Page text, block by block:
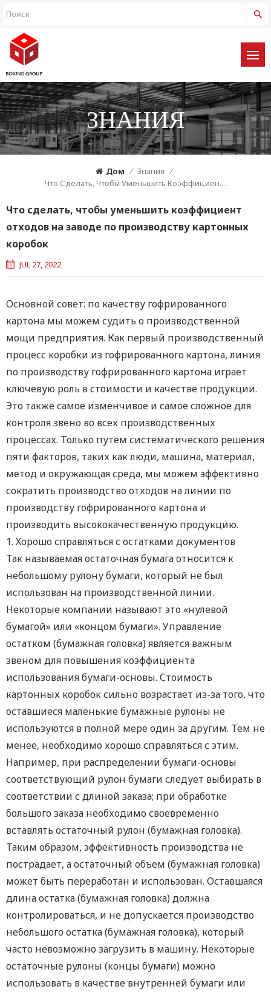
ЗНАНИЯ
Дом / Знания /
Что Сделать, Чтобы Уменьшить Коэффициент Отходов На Заводе По Производству Картонных Коробок
Что сделать, чтобы уменьшить коэффициент
отходов на заводе по производству картонных
коробок
JUL 27, 2022
Основной совет: по качеству гофрированного
картона мы можем судить о производственной
мощи предприятия. Как первый производственный
процесс коробки из гофрированного картона, линия
по производству гофрированного картона играет
ключевую роль в стоимости и качестве продукции.
Это также самое изменчивое и самое сложное для
контроля звено во всех производственных
процессах. Только путем систематического решения
пяти факторов, таких как люди, машина, материал,
метод и окружающая среда, мы можем эффективно
сократить производство отходов на линии по
производству гофрированного картона и
производить высококачественную продукцию.
1. Хорошо справляться с остатками документов
Так называемая остаточная бумага относится к
небольшому рулону бумаги, который не был
использован на производственной линии.
Некоторые компании называют это «нулевой
бумагой» или «концом бумаги». Управление
остатком (бумажная головка) является важным
звеном для повышения коэффициента
использования бумаги-основы. Стоимость
картонных коробок сильно возрастает из-за того, что
оставшиеся маленькие бумажные рулоны не
используются в полной мере один за другим. Тем не
менее, необходимо хорошо справляться с этим.
Например, при распределении бумаги-основы
соответствующий рулон бумаги следует выбирать в
соответствии с длиной заказа; при обработке
большого заказа необходимо своевременно
вставлять остаточный рулон (бумажная головка).
Таким образом, эффективность производства не
пострадает, а остаточный объем (бумажная головка)
может быть переработан и использован. Оставшаяся
длина остатка (бумажная головка) должна
контролироваться, и не допускается производство
небольшого остатка (бумажная головка), который
часто невозможно загрузить в машину. Некоторые
остаточные рулоны (концы бумаги) можно
использовать в качестве внутренней бумаги или